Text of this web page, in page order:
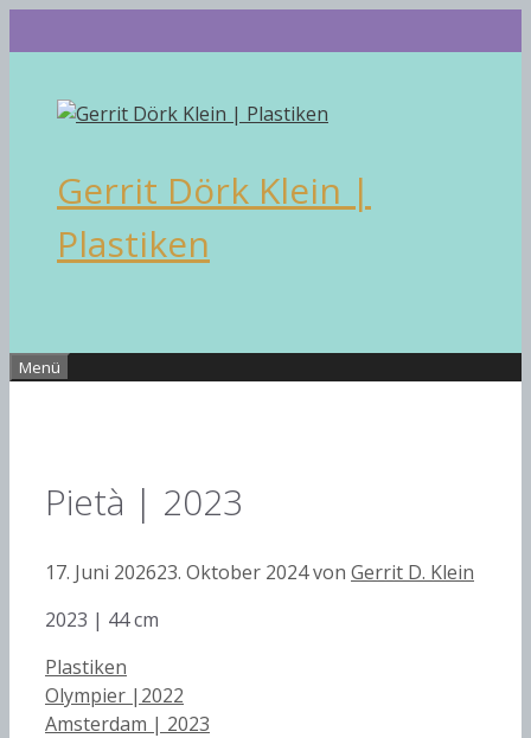
Inhalt
Gerrit Dörk Klein |
Plastiken
Menü
Pietà | 2023
17. Juni 202623. Oktober 2024von Gerrit D. Klein
2023 | 44 cm
Kategorien
Plastiken
Olympier |2022
Amsterdam | 2023